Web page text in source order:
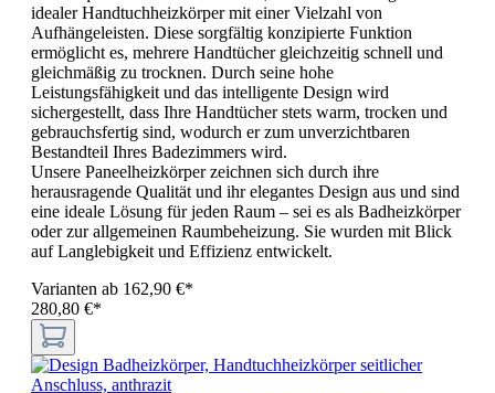
idealer Handtuchheizkörper mit einer Vielzahl von
Aufhängeleisten. Diese sorgfältig konzipierte Funktion
ermöglicht es, mehrere Handtücher gleichzeitig schnell und
gleichmäßig zu trocknen. Durch seine hohe
Leistungsfähigkeit und das intelligente Design wird
sichergestellt, dass Ihre Handtücher stets warm, trocken und
gebrauchsfertig sind, wodurch er zum unverzichtbaren
Bestandteil Ihres Badezimmers wird.
Unsere Paneelheizkörper zeichnen sich durch ihre
herausragende Qualität und ihr elegantes Design aus und sind
eine ideale Lösung für jeden Raum – sei es als Badheizkörper
oder zur allgemeinen Raumbeheizung. Sie wurden mit Blick
auf Langlebigkeit und Effizienz entwickelt.
Varianten ab 162,90 €*
280,80 €*